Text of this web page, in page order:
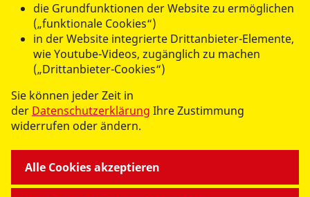
WIR FÜR SIE
- UNSERE DIENSTLEISTUNGEN -
- UNSERE ANGEBOTE -
die Grundfunktionen der Website zu ermöglichen
(„funktionale Cookies“)
in der Website integrierte Drittanbieter-Elemente,
wie Youtube-Videos, zugänglich zu machen
(„Drittanbieter-Cookies“)
Sie können jeder Zeit in
der Datenschutzerklärung Ihre Zustimmung
widerrufen oder ändern.
Alle Cookies akzeptieren